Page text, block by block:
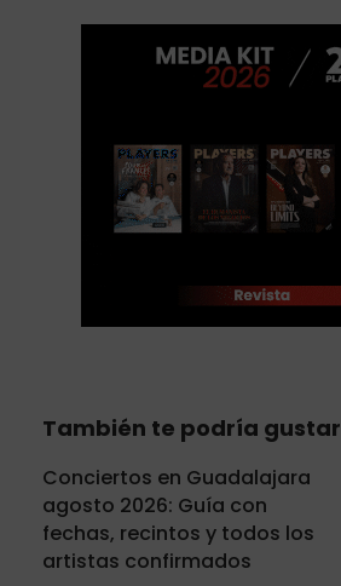
También te podría gustar
Conciertos en Guadalajara
agosto 2026: Guía con
fechas, recintos y todos los
artistas confirmados